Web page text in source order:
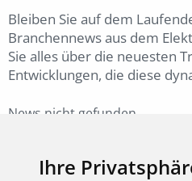
Ihre
Bleiben Sie auf dem
Branchennews aus dem
Sie alles über die neuesten
Entwicklungen, die diese
News nicht gefunden.